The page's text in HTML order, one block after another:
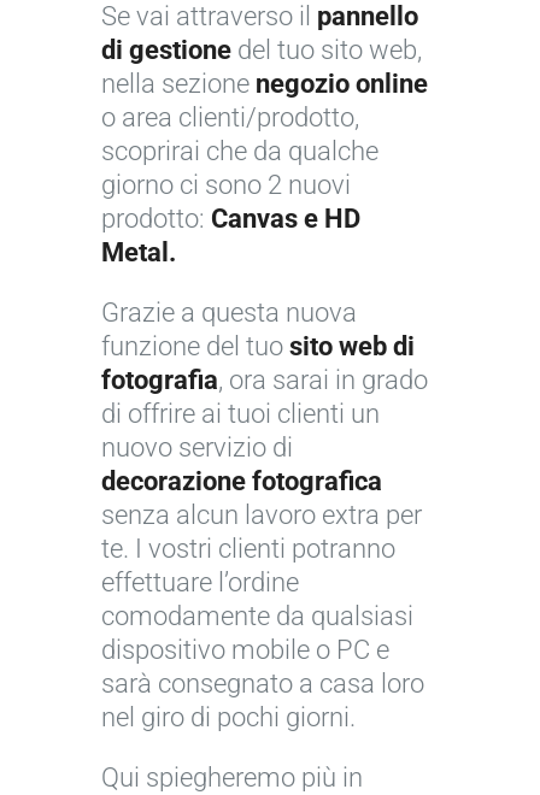
Se vai attraverso il pannello
di gestione del tuo sito web,
nella sezione negozio online
o area clienti/prodotto,
scoprirai che da qualche
giorno ci sono 2 nuovi
prodotto: Canvas e HD
Metal.
Grazie a questa nuova
funzione del tuo sito web di
fotografia, ora sarai in grado
di offrire ai tuoi clienti un
nuovo servizio di
decorazione fotografica
senza alcun lavoro extra per
te. I vostri clienti potranno
effettuare l’ordine
comodamente da qualsiasi
dispositivo mobile o PC e
sarà consegnato a casa loro
nel giro di pochi giorni.
Qui spiegheremo più in